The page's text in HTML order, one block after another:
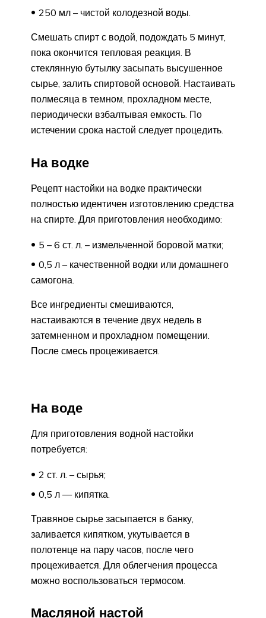
250 мл – чистой колодезной воды.
Смешать спирт с водой, подождать 5 минут,
пока окончится тепловая реакция. В
стеклянную бутылку засыпать высушенное
сырье, залить спиртовой основой. Настаивать
полмесяца в темном, прохладном месте,
периодически взбалтывая емкость. По
истечении срока настой следует процедить.
На водке
Рецепт настойки на водке практически
полностью идентичен изготовлению средства
на спирте. Для приготовления необходимо:
5 – 6 ст. л. – измельченной боровой матки;
0,5 л – качественной водки или домашнего
самогона.
Все ингредиенты смешиваются,
настаиваются в течение двух недель в
затемненном и прохладном помещении.
После смесь процеживается.
На воде
Для приготовления водной настойки
потребуется:
2 ст. л. – сырья;
0,5 л — кипятка.
Травяное сырье засыпается в банку,
заливается кипятком, укутывается в
полотенце на пару часов, после чего
процеживается. Для облегчения процесса
можно воспользоваться термосом.
Масляной настой